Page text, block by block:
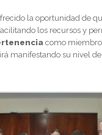
la oportunidad de
los recursos y
como
manifestando su nivel